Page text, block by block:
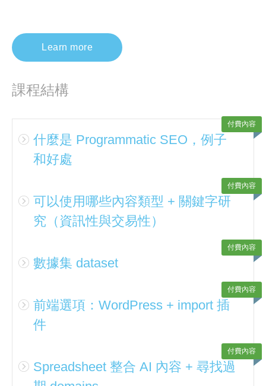
Learn more
課程結構
付費內容
什麼是 Programmatic SEO，例子
和好處
付費內容
可以使用哪些內容類型 + 關鍵字研
究（資訊性與交易性）
付費內容
數據集 dataset
付費內容
前端選項：WordPress + import 插
件
付費內容
Spreadsheet 整合 AI 內容 + 尋找過